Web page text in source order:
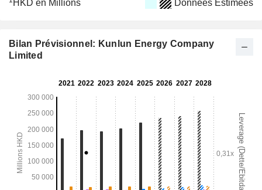
HKD en Millions Données Estimées
Bilan Prévisionnel: Kunlun Energy Company
Limited